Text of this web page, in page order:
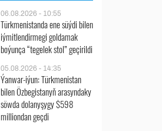
06.08.2026 - 10:55
Türkmenistanda ene süýdi bilen
iýmitlendirmegi goldamak
boýunça “tegelek stol” geçirildi
05.08.2026 - 14:35
Ýanwar-iýun: Türkmenistan
bilen Özbegistanyň arasyndaky
söwda dolanyşygy $598
milliondan geçdi